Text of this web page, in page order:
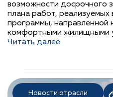
возможности досрочного
плана работ,
программы, направленной
комфортными жилищными
Читать далее
Новости отрасли